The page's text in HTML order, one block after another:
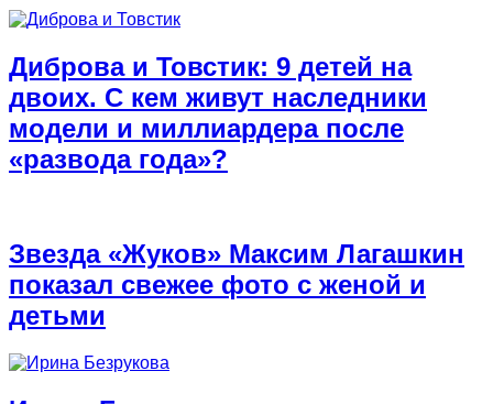
Диброва и Товстик: 9 детей на
двоих. С кем живут наследники
модели и миллиардера после
«развода года»?
Звезда «Жуков» Максим Лагашкин
показал свежее фото с женой и
детьми